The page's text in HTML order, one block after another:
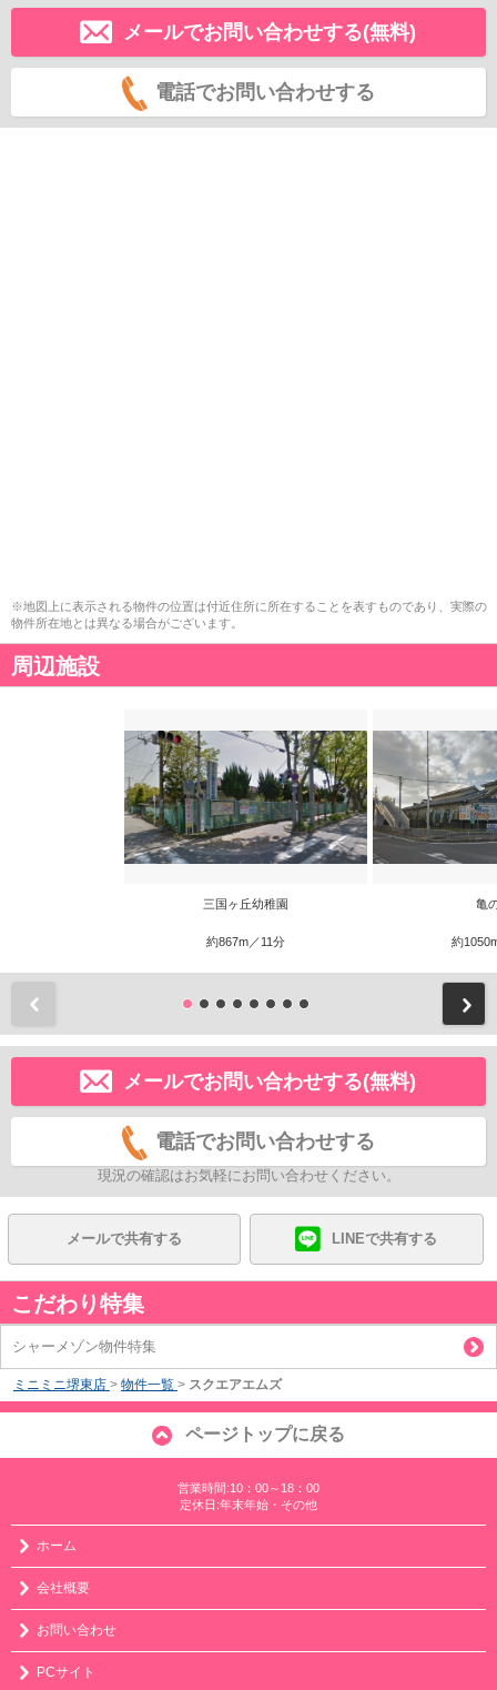
メールでお問い合わせする(無料)
電話でお問い合わせする
※地図上に表示される物件の位置は付近住所に所在することを表すものであり、実際の
物件所在地とは異なる場合がございます。
周辺施設
三国ヶ丘幼稚園
約867m／11分
亀
約
メールでお問い合わせする(無料)
電話でお問い合わせする
現況の確認はお気軽にお問い合わせください。
メールで共有する LINEで共有する
こだわり特集
シャーメゾン物件特集
ミニミニ堺東店 > 物件一覧 > スクエアエムズ
ページトップに戻る
営業時間:10：00～18：00
定休日:年末年始・その他
ホーム
会社概要
お問い合わせ
PCサイト